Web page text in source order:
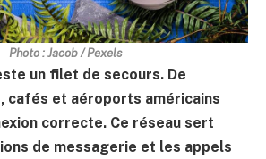
Photo : Jacob / Pexels
un filet de secours. De
cafés et aéroports américains
correcte. Ce réseau sert
de messagerie et les appels